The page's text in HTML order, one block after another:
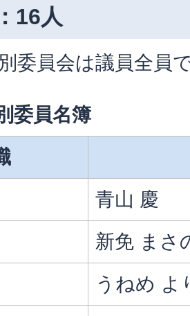
16人
委員会は議員全員
委員名簿
青山 慶
新免 まさ
うねめ よ